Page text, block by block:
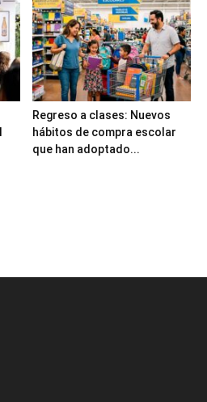
Regreso a clases: Nuevos
hábitos de compra escolar
que han adoptado...